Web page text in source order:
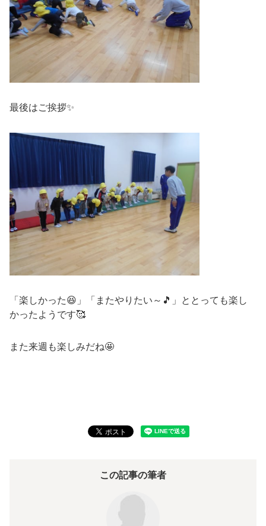
最後はご挨拶✨
「楽しかった😆」「またやりたい～🎵」ととっても楽し
かったようです🥰
また来週も楽しみだね🤩
この記事の筆者